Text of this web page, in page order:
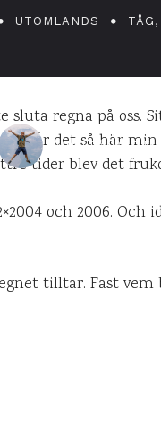
UTOMLANDS
Ett
DANIEL PÅ
regna på oss.
Är det så här
tider blev det
2×2004 och 2006.
tilltar. Fast vem